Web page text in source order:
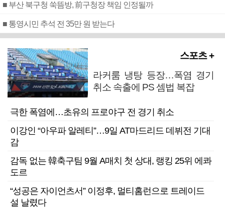
■ 부산 북구청 쑥뜸방, 前구청장 책임 인정될까
■ 통영시민 추석 전 35만 원 받는다
스포츠 +
라커룸 냉탕 등장…폭염 경기
취소 속출에 PS 셈법 복잡
극한 폭염에…초유의 프로야구 전 경기 취소
이강인 “아우파 알레티”…9일 AT마드리드 데뷔전 기대
감
감독 없는 韓축구팀 9월 A매치 첫 상대, 랭킹 25위 에콰
도르
“성공은 자이언츠서” 이정후, 멀티홈런으로 트레이드
설 날렸다